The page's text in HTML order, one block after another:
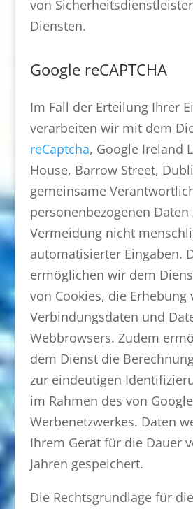
von
Diensten.
Google reCAPTCHA
Im Fall der Erteilung Ihrer
verarbeiten wir mit dem
reCaptcha, Google Ireland
House, Barrow Street,
gemeinsame
personenbezogenen
Vermeidung nicht
automatisierter Eingaben.
ermöglichen wir dem
von Cookies, die Erhebung
Verbindungsdaten und
Webbrowsers. Zudem
dem Dienst die
zur eindeutigen
im Rahmen des von
Werbenetzwerkes. Daten
Ihrem Gerät für die Dauer
Jahren gespeichert.
Die Rechtsgrundlage für die